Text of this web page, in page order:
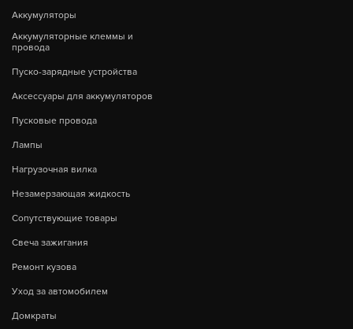
Аккумуляторы
Аккумуляторные клеммы и
провода
Пуско-зарядные устройства
Аксессуары для аккумуляторов
Пусковые провода
Лампы
Нагрузочная вилка
Незамерзающая жидкость
Сопутствующие товары
Свеча зажигания
Ремонт кузова
Уход за автомобилем
Домкраты